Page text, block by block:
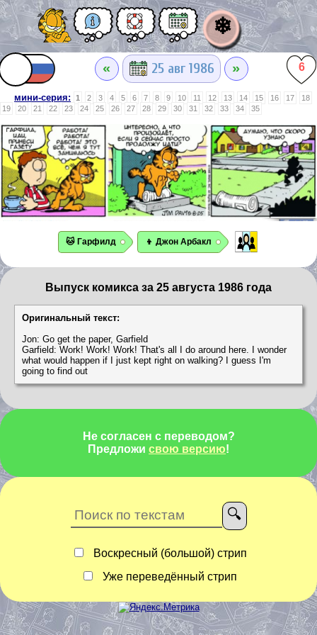
❄
« 25 авг 1986 » 6
мини-серия: 1 2 3 4 5 6 7 8 9 10 11 12 13 14 15 16 17
18
19
20 21 22 23 24 25 26 27 28 29 30 31 32 33 34 35
🐱 Гарфилд 👦 Джон Арбакл
Выпуск комикса за 25 августа 1986 года
Оригинальный текст:
Jon: Go get the paper, Garfield
Garfield: Work! Work! Work! That's all I do around here. I wonder
what would happen if I just kept right on walking? I guess I'm
going to find out
Не согласен с переводом?
Предложи свою версию!
Воскресный (большой) стрип
Уже переведённый стрип